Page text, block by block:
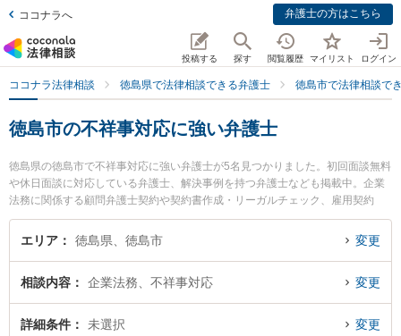
ココナラへ 弁護士の方はこちら
投稿する 探す 閲覧履歴 マイリスト ログイン
ココナラ法律相談 徳島県で法律相談できる弁護士 徳島市で法律相談で
徳島市の不祥事対応に強い弁護士
徳島県の徳島市で不祥事対応に強い弁護士が5名見つかりました。初回面談無料
や休日面談に対応している弁護士、解決事例を持つ弁護士なども掲載中。企業
法務に関係する顧問弁護士契約や契約書作成・リーガルチェック、雇用契約
書・就業規則作成等の細かな分野での絞り込み検索もでき便利です。特にベリ
ーベスト法律事務所 徳島オフィスの細谷 健人弁護士やおいさき法律事務所の生
祥事対応のトラブルを今すぐに弁護士に相談したい』『不祥事対応のトラブル
解決の実績豊富な近くの弁護士を検索したい』『初回相談無料で不祥事対応を
法律相談できる徳島市内の弁護士に相談予約したい』などでお困りの相談者さ
エリア 徳島県、徳島市 変更
相談内容 企業法務、不祥事対応 変更
詳細条件 未選択 変更